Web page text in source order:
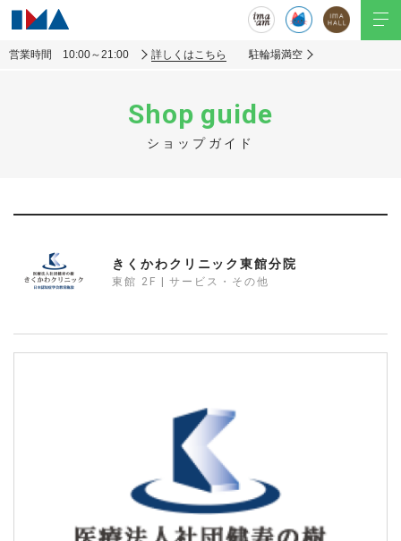
営業時間 10:00～21:00 詳しくはこちら 駐輪場満空
Shop guide
ショップガイド
きくかわクリニック東館分院
東館 2F | サービス・その他